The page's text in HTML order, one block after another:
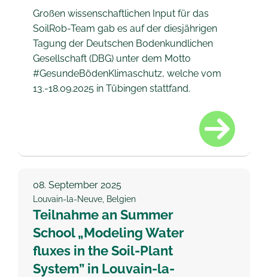
Großen wissenschaftlichen Input für das
SoilRob-Team gab es auf der diesjährigen
Tagung der Deutschen Bodenkundlichen
Gesellschaft (DBG) unter dem Motto
#GesundeBödenKlimaschutz, welche vom
13.-18.09.2025 in Tübingen stattfand.
08. September 2025
Louvain-la-Neuve, Belgien
Teilnahme an Summer
School „Modeling Water
fluxes in the Soil-Plant
System” in Louvain-la-